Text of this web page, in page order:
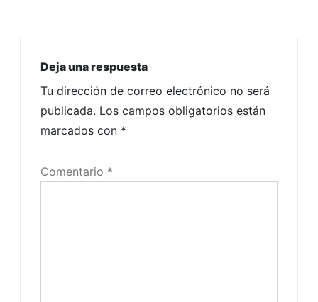
Deja una respuesta
Tu dirección de correo electrónico no será
publicada. Los campos obligatorios están
marcados con *
Comentario *